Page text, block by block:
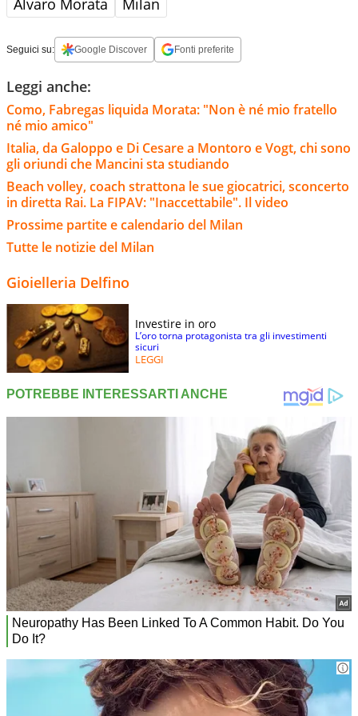
Seguici su: Google Discover Fonti preferite
Leggi anche:
Como, Fabregas liquida Morata: "Non è né mio fratello
né mio amico"
Italia, da Galoppo e Di Cesare a Montoro e Vogt, chi sono
gli oriundi che Mancini sta studiando
Beach volley, coach strattona le sue giocatrici, sconcerto
in diretta Rai. La FIPAV: "Inaccettabile". Il video
Prossime partite e calendario del Milan
Tutte le notizie del Milan
Gioielleria Delfino
Investire in oro
L’oro torna protagonista tra gli investimenti
sicuri
LEGGI